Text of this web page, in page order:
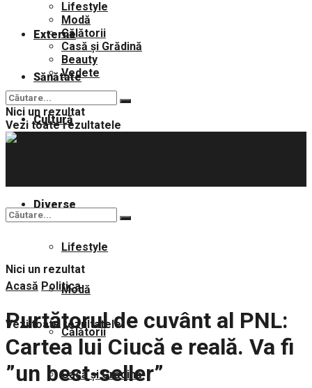
Externe
Sănătate
Cultură
Diverse
Lifestyle
Modă
Călătorii
Casă și Grădină
Lifestyle
Modă
Călătorii
Casă și Grădină
Beauty
Vedete
Nici un rezultat
Vezi toate rezultatele
Nici un rezultat
Vezi toate rezultatele
Acasă Politica
Purtătorul de cuvânt al PNL:
Cartea lui Ciucă e reală. Va fi
”un best-seller”